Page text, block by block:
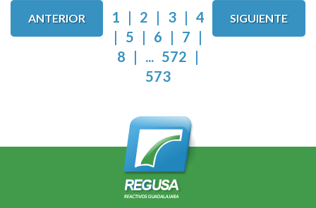
ANTERIOR 1 | 2 | 3 | 4
| 5 | 6 | 7 |
8 | ... 572 |
573
SIGUIENTE